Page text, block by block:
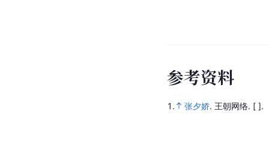
参考资料
1. 张夕娇. 王朝网络. [ ].